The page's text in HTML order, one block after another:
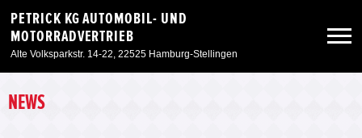
PETRICK KG AUTOMOBIL- UND
MOTORRADVERTRIEB
Alte Volksparkstr. 14-22, 22525 Hamburg-Stellingen
Neuwagen
NEWS